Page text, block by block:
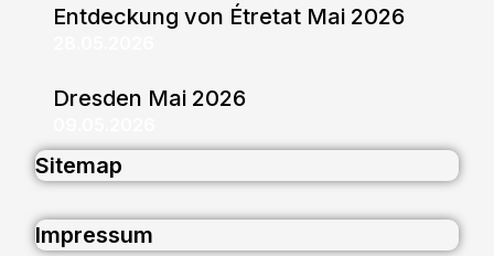
Sitemap
Impressum
Entdeckung von Étretat Mai 2026
Dresden Mai 2026